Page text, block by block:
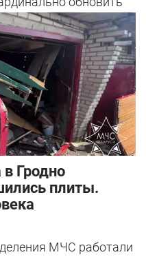
Богуш...
Гродно
плиты.
МЧС работали